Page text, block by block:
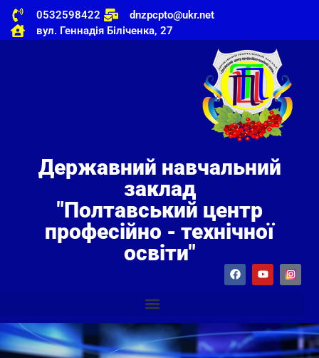
0532598422
dnzpcpto@ukr.net
вул. Геннадія Біліченка, 27
Державний навчальний
заклад
"Полтавський центр
професійно - технічної
освіти"